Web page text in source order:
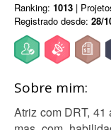
Ranking: 1013 |
Registrado desde: 28/
Sobre mim:
Atriz com DRT, 41